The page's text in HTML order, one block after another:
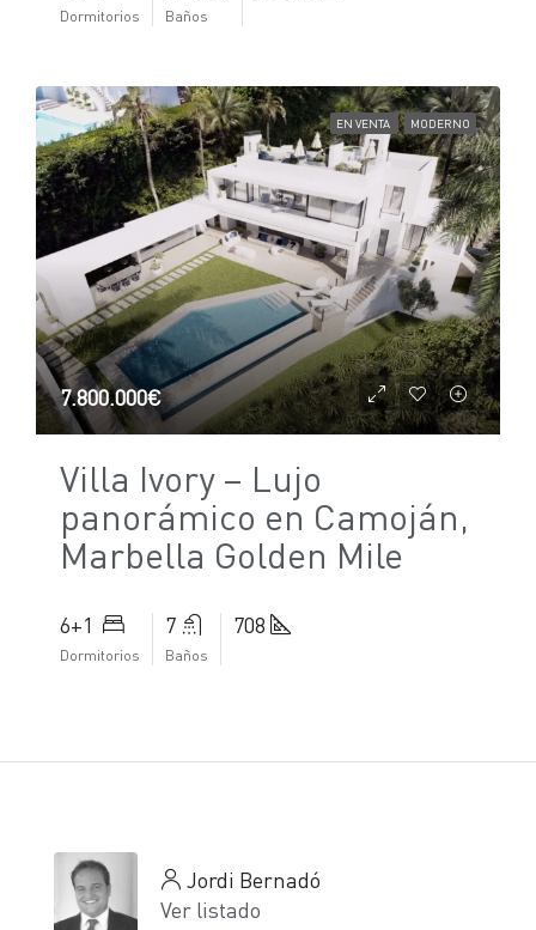
Dormitorios Baños
EN VENTA MODERNO
7.800.000€
Villa Ivory – Lujo
panorámico en Camoján,
Marbella Golden Mile
6+1
Dormitorios
7
Baños
708
Jordi Bernadó
Ver listado